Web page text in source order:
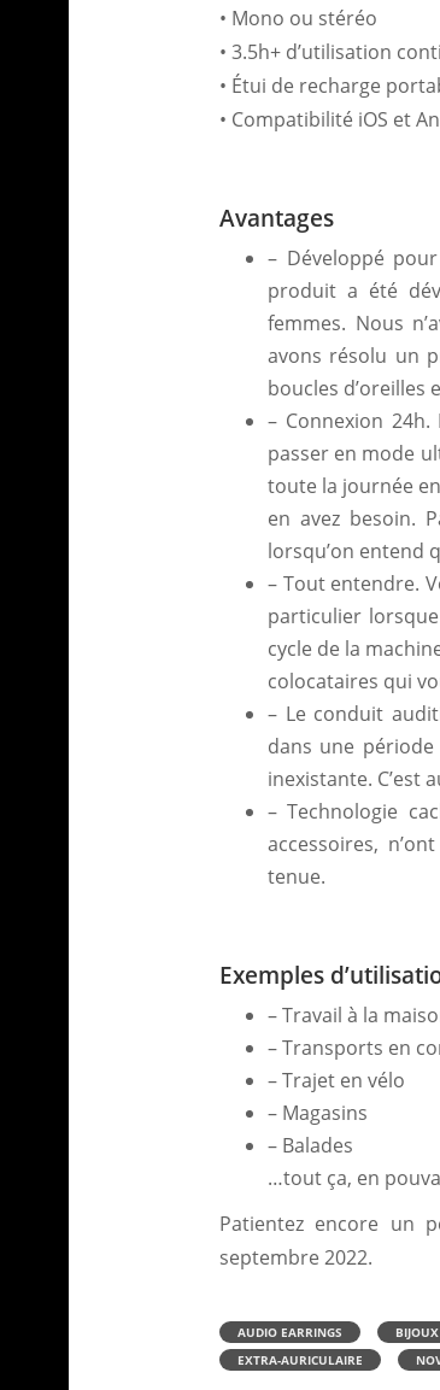
• Mono ou stéréo
• 3.5h+ d’utilisation
• Étui de recharge
• Compatibilité iOS et
Avantages
– Développé
produit a été
femmes. Nous
avons résolu un
boucles d’oreilles
– Connexion
passer en mode
toute la journée
en avez besoin.
lorsqu’on entend
– Tout entendre.
particulier
cycle de la
colocataires qui
– Le conduit
dans une
inexistante. C’est
– Technologie
accessoires,
tenue.
Exemples
– Travail à la
– Transports en
– Trajet en vélo
– Magasins
– Balades
…tout ça, en
Patientez encore un
septembre 2022.
AUDIO EARRINGS BIJOUX
EXTRA-AURICULAIRE